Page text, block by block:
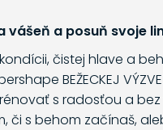
vášeň a posuň svoje
čistej hlave a
BEŽECKEJ
s radosťou a bez
či s behom začínaš,